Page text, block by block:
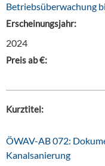
Betriebsüberwachung
Erscheinungsjahr:
2024
Preis ab €:
Kurztitel:
ÖWAV-AB 072:
Kanalsanierung